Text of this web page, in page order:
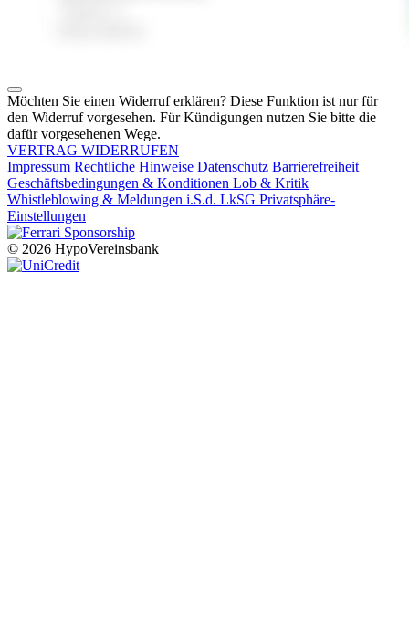
Möchten Sie einen Widerruf erklären? Diese Funktion ist nur für
den Widerruf vorgesehen. Für Kündigungen nutzen Sie bitte die
dafür vorgesehenen Wege.
VERTRAG WIDERRUFEN
Impressum Rechtliche Hinweise Datenschutz Barrierefreiheit
Geschäftsbedingungen & Konditionen Lob & Kritik
Whistleblowing & Meldungen i.S.d. LkSG Privatsphäre-
Einstellungen
© 2026 HypoVereinsbank